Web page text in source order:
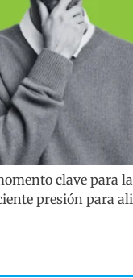
clave para
presión para